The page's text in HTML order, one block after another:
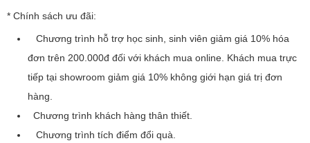
* Chính sách ưu đãi:
Chương trình hỗ trợ học sinh, sinh viên giảm giá 10% hóa
đơn trên 200.000đ đối với khách mua online. Khách mua trực
tiếp tại showroom giảm giá 10% không giới hạn giá trị đơn
hàng.
Chương trình khách hàng thân thiết.
Chương trình tích điểm đổi quà.